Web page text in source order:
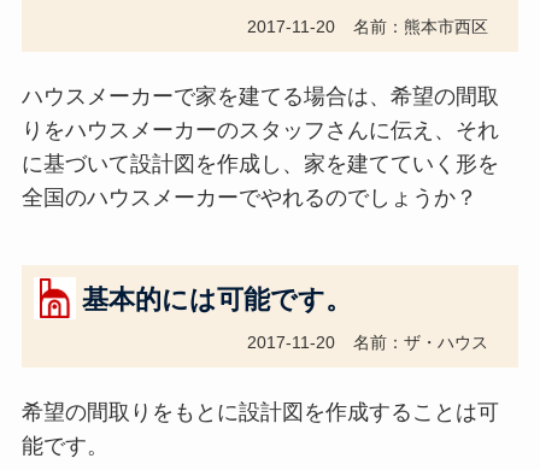
2017-11-20 名前：熊本市西区
ハウスメーカーで家を建てる場合は、希望の間取
りをハウスメーカーのスタッフさんに伝え、それ
に基づいて設計図を作成し、家を建てていく形を
全国のハウスメーカーでやれるのでしょうか？
基本的には可能です。
2017-11-20 名前：ザ・ハウス
希望の間取りをもとに設計図を作成することは可
能です。